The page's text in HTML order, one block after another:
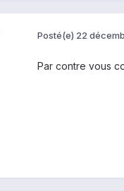
Posté(e) 22
Par contre vous